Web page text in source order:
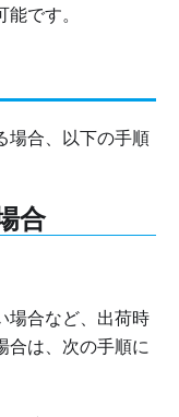
です。
場合、以下の手順
合
場合など、出荷時
合は、次の手順に